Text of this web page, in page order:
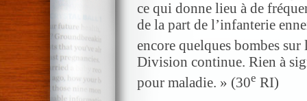
ce qui donne lieu à de
de la part de l’infanterie
encore quelques bombes
Division continue. Rien à
pour maladie. » (30e RI)